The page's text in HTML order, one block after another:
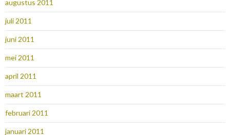
augustus 2011
juli 2011
juni 2011
mei 2011
april 2011
maart 2011
februari 2011
januari 2011